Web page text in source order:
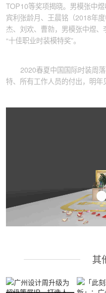
TOP10等奖项揭晓。男模张中
宾利张龄月、王晨铭（2018年
杰、刘欢、曹勍，男模张中煜
“十佳职业时装模特奖”。
2020春夏中国国际时装周
特、所有工作人员的付出，明年
其